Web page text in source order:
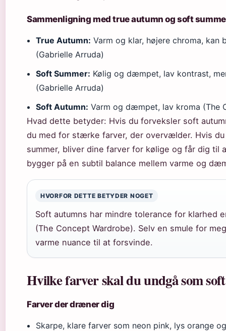
Sammenligning med true autumn og soft
True Autumn: Varm og klar, højere chroma,
(Gabrielle Arruda)
Soft Summer: Kølig og dæmpet, lav kontrast,
(Gabrielle Arruda)
Soft Autumn: Varm og dæmpet, lav kroma (The
Hvad dette betyder: Hvis du forveksler soft
du med for stærke farver, der overvælder. Hvis
summer, bliver dine farver for kølige og får dig til
bygger på en subtil balance mellem varme og
HVORFOR DETTE BETYDER NOGET
Soft autumns har mindre tolerance for klarhed
(The Concept Wardrobe). Selv en smule for
varme nuance til at forsvinde.
Hvilke farver skal du undgå som
Farver der dræner dig
Skarpe, klare farver som neon pink, lys orange